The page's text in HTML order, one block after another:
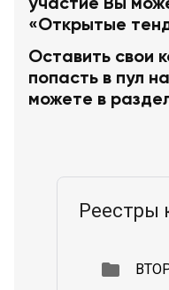
«Открытые
Оставить свои
попасть в пул
можете в